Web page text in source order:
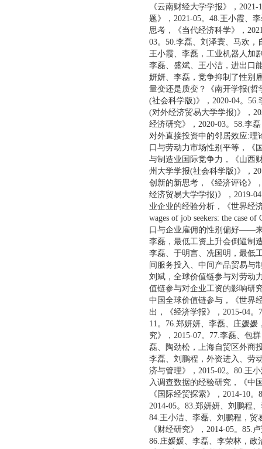
《云南财经大学学报》，
题》，2021-05。48.王小霞、
思考，《当代经济科学》，
03。50.李磊、刘泽寰、马欢
王小霞、李磊，工业机器人加
李磊、盛斌、王小洁，进出口
妍妍、李磊，竞争抑制了性别
量变还是质变？《南开学报(哲
(社会科学版)》，2020-04。
(对外经济贸易大学学报)》，
经济研究》，2020-03。58.李
对外直接投资中的邻居效应:理
口与劳动力市场性别平等，《
与制造业国际竞争力，《山西
州大学学报(社会科学版)》，
创新的新思考，《经济评论》
经济贸易大学学报)》，2019-
业企业的经验分析，《世界经
wages of job seekers: the case
口与企业雇佣的性别偏好——
李磊，最低工资上升会倒逼制
李磊、于明言、冼国明，最低
间服务投入、中间产品贸易与
刘斌，全球价值链参与对劳动
值链参与对企业工资的影响研
中国全球价值链参与，《世界
出，《经济学报》，2015-04
11。76.郑妍妍、李磊、庄媛
究》，2015-07。77.李磊、包
磊、陶劲松，上海自贸区外商
李磊、刘鹏程，外资进入、劳
济与管理》，2015-02。80.王
入调查数据的经验研究，《中
《国际经贸探索》，2014-10
2014-05。83.郑妍妍、刘鹏程
84.王小洁、李磊、刘鹏程，
《财经研究》，2014-05。85.
86.庄媛媛、李磊、李荣林，政